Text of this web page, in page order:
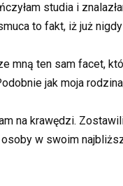
studia i
to fakt, iż już
mną ten sam facet,
jak moja
na krawędzi.
w swoim